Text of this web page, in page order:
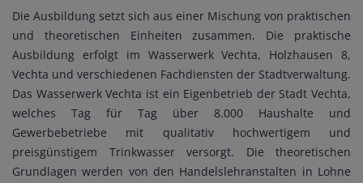
Die Ausbildung setzt sich aus einer Mischung von praktischen
und theoretischen Einheiten zusammen. Die praktische
Ausbildung erfolgt im Wasserwerk Vechta, Holzhausen 8,
Vechta und verschiedenen Fachdiensten der Stadtverwaltung.
Das Wasserwerk Vechta ist ein Eigenbetrieb der Stadt Vechta,
welches Tag für Tag über 8.000 Haushalte und
Gewerbebetriebe mit qualitativ hochwertigem und
preisgünstigem Trinkwasser versorgt. Die theoretischen
Grundlagen werden von den Handelslehranstalten in Lohne